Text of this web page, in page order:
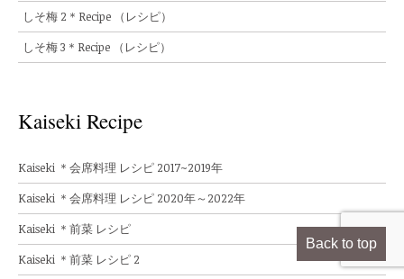
Back to top
しそ梅 2＊Recipe （レシピ）
しそ梅 3＊Recipe （レシピ）
Kaiseki Recipe
Kaiseki ＊会席料理 レシピ 2017~2019年
Kaiseki ＊会席料理 レシピ 2020年～2022年
Kaiseki ＊前菜 レシピ
Kaiseki ＊前菜 レシピ 2